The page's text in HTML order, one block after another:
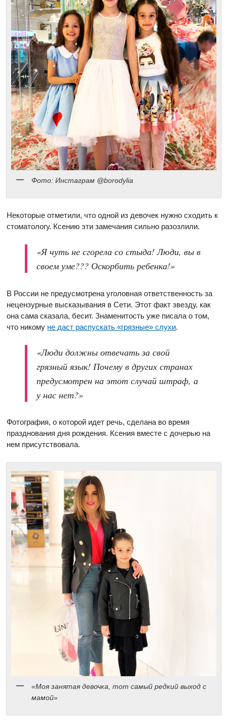
Фото: Инстаграм @borodylia
Некоторые отметили, что одной из девочек нужно сходить к
стоматологу. Ксению эти замечания сильно разозлили.
«Я чуть не сгорела со стыда! Люди, вы в
своем уме??? Оскорбить ребенка!»
В России не предусмотрена уголовная ответственность за
нецензурные высказывания в Сети. Этот факт звезду, как
она сама сказала, бесит. Знаменитость уже писала о том,
что никому не даст распускать «грязные» слухи.
«Люди должны отвечать за свой
грязный язык! Почему в других странах
предусмотрен на этот случай штраф, а
у нас нет?»
Фотография, о которой идет речь, сделана во время
празднования дня рождения. Ксения вместе с дочерью на
нем присутствовала.
«Моя занятая девочка, тот самый редкий выход с
мамой»